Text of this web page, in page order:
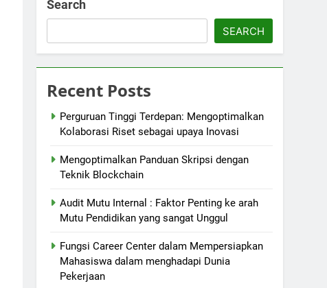
Search
SEARCH
Recent Posts
Perguruan Tinggi Terdepan: Mengoptimalkan
Kolaborasi Riset sebagai upaya Inovasi
Mengoptimalkan Panduan Skripsi dengan
Teknik Blockchain
Audit Mutu Internal : Faktor Penting ke arah
Mutu Pendidikan yang sangat Unggul
Fungsi Career Center dalam Mempersiapkan
Mahasiswa dalam menghadapi Dunia
Pekerjaan